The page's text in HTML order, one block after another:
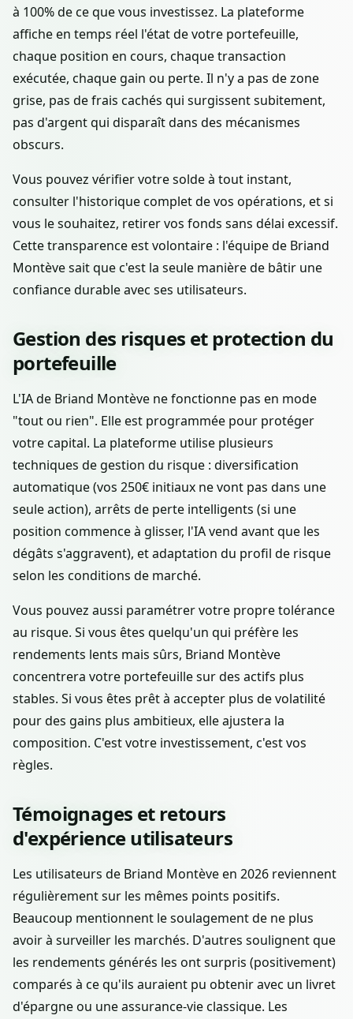
à 100% de ce que vous investissez. La plateforme
affiche en temps réel l'état de votre portefeuille,
chaque position en cours, chaque transaction
exécutée, chaque gain ou perte. Il n'y a pas de zone
grise, pas de frais cachés qui surgissent subitement,
pas d'argent qui disparaît dans des mécanismes
obscurs.
Vous pouvez vérifier votre solde à tout instant,
consulter l'historique complet de vos opérations, et si
vous le souhaitez, retirer vos fonds sans délai excessif.
Cette transparence est volontaire : l'équipe de Briand
Montève sait que c'est la seule manière de bâtir une
confiance durable avec ses utilisateurs.
Gestion des risques et protection du
portefeuille
L'IA de Briand Montève ne fonctionne pas en mode
"tout ou rien". Elle est programmée pour protéger
votre capital. La plateforme utilise plusieurs
techniques de gestion du risque : diversification
automatique (vos 250€ initiaux ne vont pas dans une
seule action), arrêts de perte intelligents (si une
position commence à glisser, l'IA vend avant que les
dégâts s'aggravent), et adaptation du profil de risque
selon les conditions de marché.
Vous pouvez aussi paramétrer votre propre tolérance
au risque. Si vous êtes quelqu'un qui préfère les
rendements lents mais sûrs, Briand Montève
concentrera votre portefeuille sur des actifs plus
stables. Si vous êtes prêt à accepter plus de volatilité
pour des gains plus ambitieux, elle ajustera la
composition. C'est votre investissement, c'est vos
règles.
Témoignages et retours
d'expérience utilisateurs
Les utilisateurs de Briand Montève en 2026 reviennent
régulièrement sur les mêmes points positifs.
Beaucoup mentionnent le soulagement de ne plus
avoir à surveiller les marchés. D'autres soulignent que
les rendements générés les ont surpris (positivement)
comparés à ce qu'ils auraient pu obtenir avec un livret
d'épargne ou une assurance-vie classique. Les